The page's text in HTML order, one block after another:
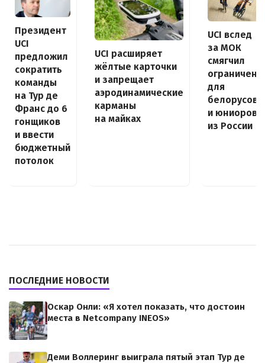
Президент
UCI
предложил
сократить
команды
на Тур де
Франс до 6
гонщиков
и ввести
бюджетный
потолок
UCI расширяет
жёлтые карточки
и запрещает
аэродинамические
карманы
на майках
UCI вслед
за МОК
смягчил
для
белорусов
и юниоров
из России
ПОСЛЕДНИЕ НОВОСТИ
Оскар Онли: «Я хотел показать, что достоин
места в Netcompany INEOS»
Деми Воллеринг выиграла пятый этап Тур де